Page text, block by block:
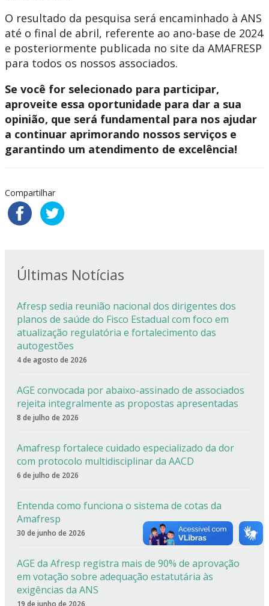
O resultado da pesquisa será encaminhado à ANS
até o final de abril, referente ao ano-base de 2024
e posteriormente publicada no site da AMAFRESP
para todos os nossos associados.
Se você for selecionado para participar,
aproveite essa oportunidade para dar a sua
opinião, que será fundamental para nos ajudar
a continuar aprimorando nossos serviços e
garantindo um atendimento de excelência!
Compartilhar
Últimas Notícias
Afresp sedia reunião nacional dos dirigentes dos
planos de saúde do Fisco Estadual com foco em
atualização regulatória e fortalecimento das
autogestões
4 de agosto de 2026
AGE convocada por abaixo-assinado de associados
rejeita integralmente as propostas apresentadas
8 de julho de 2026
Amafresp fortalece cuidado especializado da dor
com protocolo multidisciplinar da AACD
6 de julho de 2026
Entenda como funciona o sistema de cotas da
Amafresp
30 de junho de 2026
AGE da Afresp registra mais de 90% de aprovação
em votação sobre adequação estatutária às
exigências da ANS
19 de junho de 2026